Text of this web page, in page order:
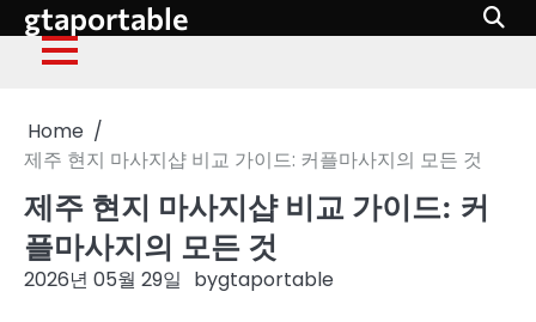
Skip
to
content
gtaportable
Home
제주 현지 마사지샵 비교 가이드: 커플마사지의 모든 것
제주 현지 마사지샵 비교 가이드: 커
플마사지의 모든 것
2026년 05월 29일 bygtaportable